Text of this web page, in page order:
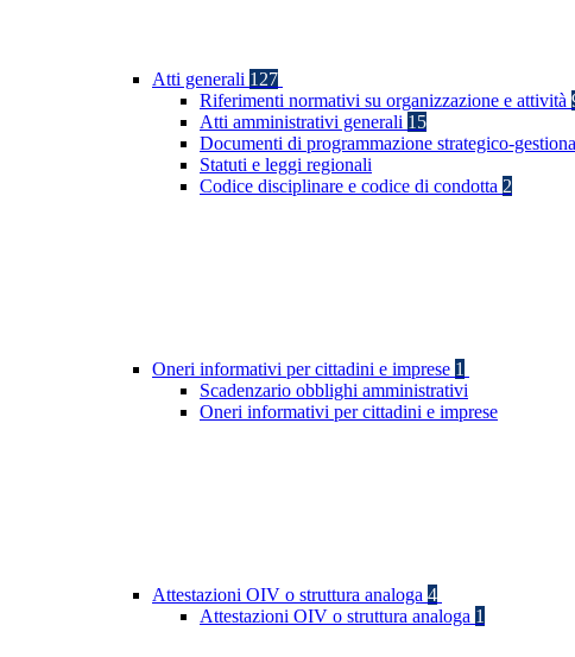
Atti generali 127
Riferimenti normativi su organizzazione e attività
Atti amministrativi generali 15
Documenti di programmazione strategico-
Statuti e leggi regionali
Codice disciplinare e codice di condotta 2
Oneri informativi per cittadini e imprese 1
Scadenzario obblighi amministrativi
Oneri informativi per cittadini e imprese
Attestazioni OIV o struttura analoga 4
Attestazioni OIV o struttura analoga 1